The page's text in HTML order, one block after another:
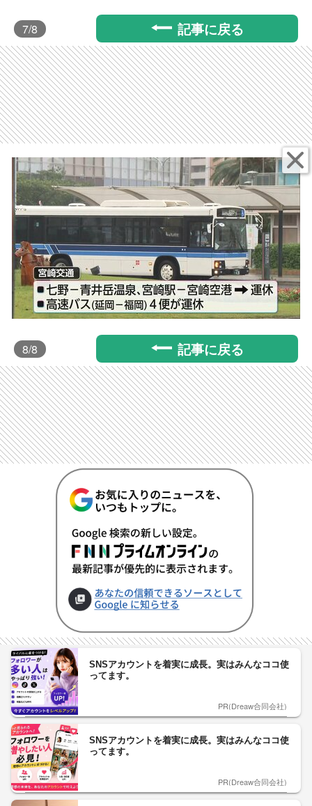
7/8 記事に戻る
8/8 記事に戻る
SNSアカウントを着実に成長。実はみんなココ使
ってます。
PR(Dreaw合同会社)
SNSアカウントを着実に成長。実はみんなココ使
ってます。
PR(Dreaw合同会社)